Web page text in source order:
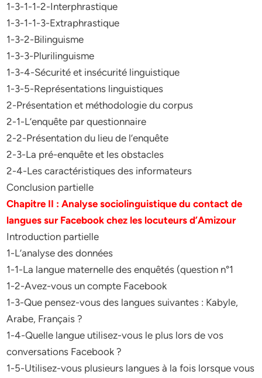
1-3-1-1-2-Interphrastique
1-3-1-1-3-Extraphrastique
1-3-2-Bilinguisme
1-3-3-Plurilinguisme
1-3-4-Sécurité et insécurité linguistique
1-3-5-Représentations linguistiques
2-Présentation et méthodologie du corpus
2-1-L’enquête par questionnaire
2-2-Présentation du lieu de l’enquête
2-3-La pré-enquête et les obstacles
2-4-Les caractéristiques des informateurs
Conclusion partielle
Chapitre II : Analyse sociolinguistique du contact de
langues sur Facebook chez les locuteurs d’Amizour
Introduction partielle
1-L’analyse des données
1-1-La langue maternelle des enquêtés (question n°1
1-2-Avez-vous un compte Facebook
1-3-Que pensez-vous des langues suivantes : Kabyle,
Arabe, Français ?
1-4-Quelle langue utilisez-vous le plus lors de vos
conversations Facebook ?
1-5-Utilisez-vous plusieurs langues à la fois lorsque vous